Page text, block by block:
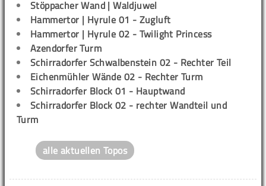
Stöppacher Wand | Waldjuwel
Hammertor | Hyrule 01 - Zugluft
Hammertor | Hyrule 02 - Twilight Princess
Azendorfer Turm
Schirradorfer Schwalbenstein 02 - Rechter Teil
Eichenmühler Wände 02 - Rechter Turm
Schirradorfer Block 01 - Hauptwand
Schirradorfer Block 02 - rechter Wandteil und
Turm
alle aktuellen Topos